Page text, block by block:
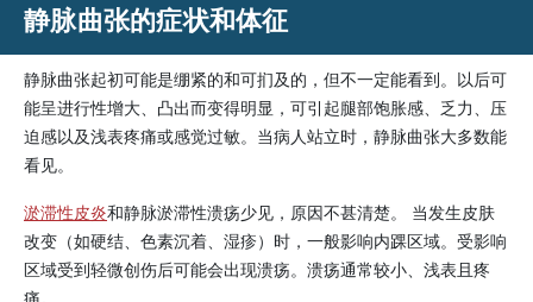
静脉曲张的症状和体征
静脉曲张起初可能是绷紧的和可扪及的，但不一定能看到。以后可
能呈进行性增大、凸出而变得明显，可引起腿部饱胀感、乏力、压
迫感以及浅表疼痛或感觉过敏。当病人站立时，静脉曲张大多数能
看见。
淤滞性皮炎和静脉淤滞性溃疡少见，原因不甚清楚。 当发生皮肤
改变（如硬结、色素沉着、湿疹）时，一般影响内踝区域。受影响
区域受到轻微创伤后可能会出现溃疡。溃疡通常较小、浅表且疼